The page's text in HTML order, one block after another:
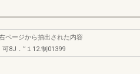
ページから抽出された内容
可8J．”１12.制01399